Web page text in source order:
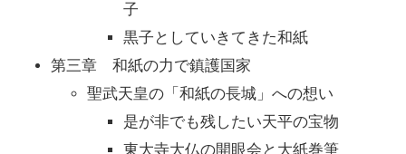
子
黒子としていきてきた和紙
第三章 和紙の力で鎮護国家
聖武天皇の「和紙の長城」への想い
是が非でも残したい天平の宝物
東大寺大仏の開眼会と大紙巻筆